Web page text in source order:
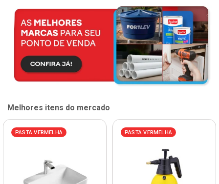
Melhores itens do mercado
PASTA VERMELHA PASTA VERMELHA